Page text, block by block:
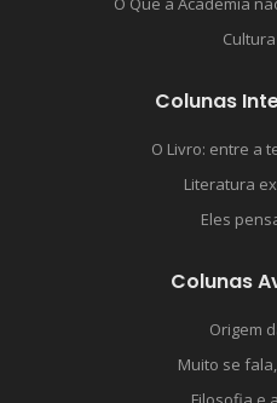
Colunas
O Livro: entre a
Literatura
Eles
Colunas
Origem
Muito se